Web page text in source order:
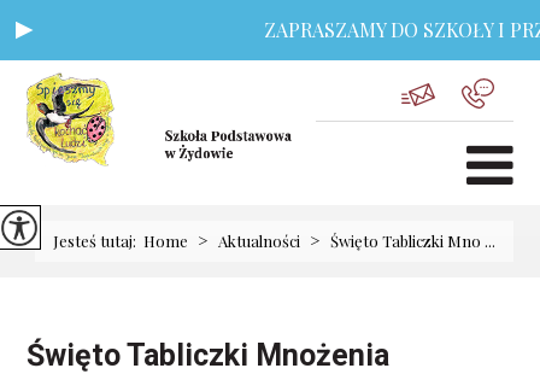
ZAPRASZAMY DO SZKOŁY I
Jesteś tutaj: Home > Aktualności > Święto Tabliczki Mno ...
Święto Tabliczki Mnożenia